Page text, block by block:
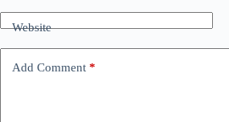
Website
Add Comment *